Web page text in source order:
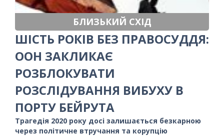
БЛИЗЬКИЙ СХІД
ШІСТЬ РОКІВ БЕЗ ПРАВОСУДДЯ:
ООН ЗАКЛИКАЄ
РОЗБЛОКУВАТИ
РОЗСЛІДУВАННЯ ВИБУХУ В
ПОРТУ БЕЙРУТА
Трагедія 2020 року досі залишається безкарною
через політичне втручання та корупцію